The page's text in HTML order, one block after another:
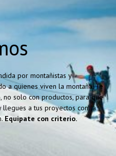
por montañistas y
a quienes viven la montaña. Te
no solo con productos, para que
a tus proyectos con la
Equipate con criterio.